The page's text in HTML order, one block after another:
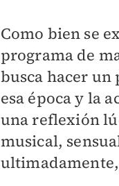
Como bien se
programa de
busca hacer
esa época y la
una reflexión
musical,